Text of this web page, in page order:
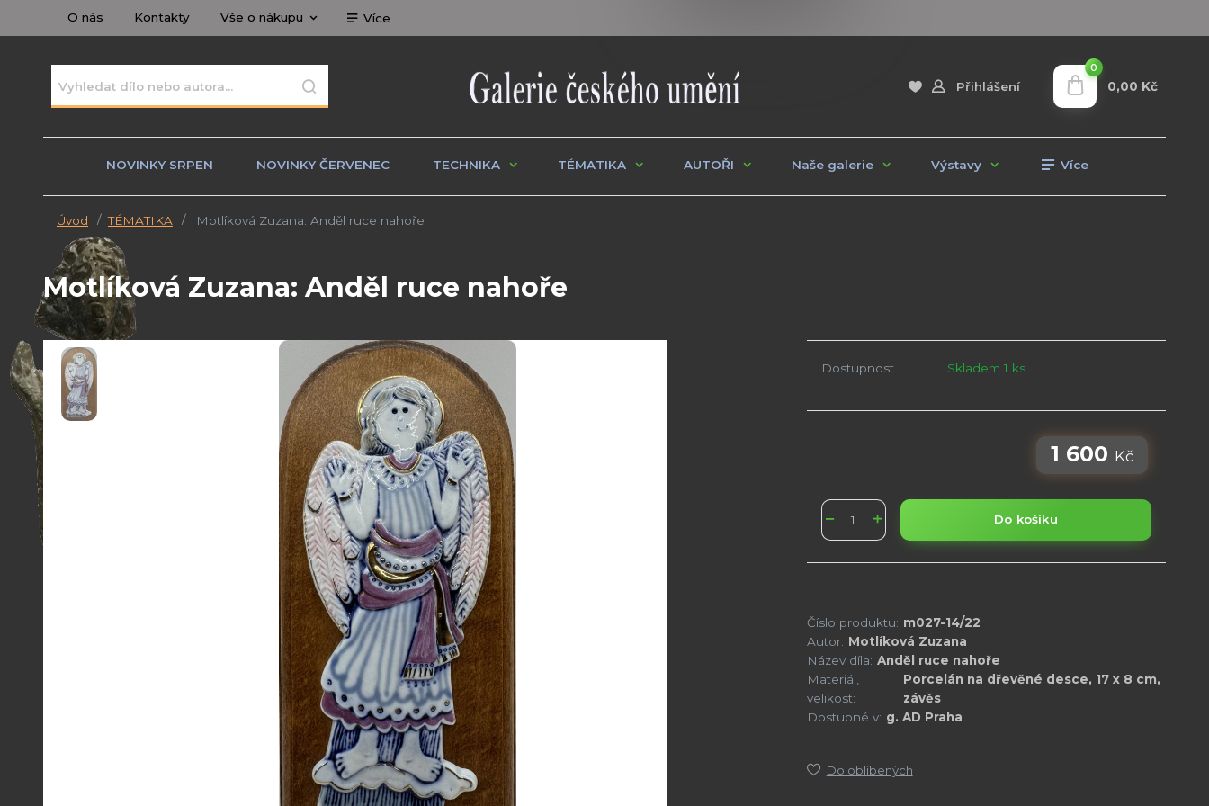
O nás Kontakty Vše o nákupu Více
Přihlášení
0
0,00 Kč
NOVINKY SRPEN NOVINKY ČERVENEC TECHNIKA TÉMATIKA AUTOŘI Naše galerie Výstavy Více
Úvod TÉMATIKA Motlíková Zuzana: Anděl ruce nahoře
Motlíková Zuzana: Anděl ruce nahoře
Dostupnost Skladem 1 ks
1 600 Kč
Do košíku
Číslo produktu: m027-14/22
Autor: Motlíková Zuzana
Název díla: Anděl ruce nahoře
Materiál,
velikost:
Porcelán na dřevěné desce, 17 x 8 cm,
závěs
Dostupné v: g. AD Praha
Do oblíbených